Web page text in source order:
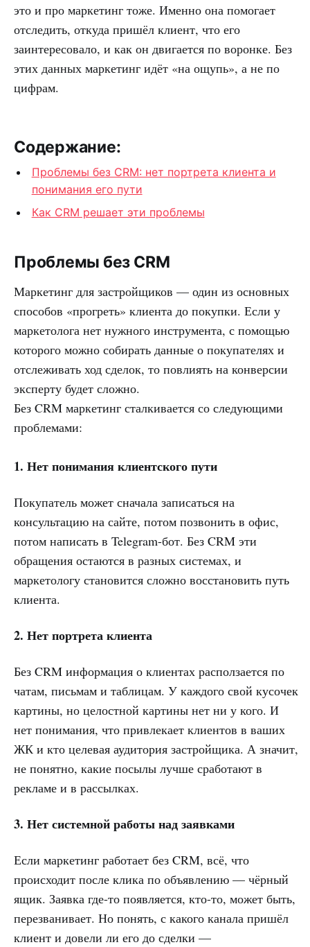
это и про маркетинг тоже. Именно она помогает
отследить, откуда пришёл клиент, что его
заинтересовало, и как он двигается по воронке. Без
этих данных маркетинг идёт «на ощупь», а не по
цифрам.
Содержание:
Проблемы без CRM: нет портрета клиента и
понимания его пути
Как CRM решает эти проблемы
Проблемы без CRM
Маркетинг для застройщиков — один из основных
способов «прогреть» клиента до покупки. Если у
маркетолога нет нужного инструмента, с помощью
которого можно собирать данные о покупателях и
отслеживать ход сделок, то повлиять на конверсии
эксперту будет сложно.
Без CRM маркетинг сталкивается со следующими
проблемами:
1. Нет понимания клиентского пути
Покупатель может сначала записаться на
консультацию на сайте, потом позвонить в офис,
потом написать в Telegram-бот. Без CRM эти
обращения остаются в разных системах, и
маркетологу становится сложно восстановить путь
клиента.
2. Нет портрета клиента
Без CRM информация о клиентах расползается по
чатам, письмам и таблицам. У каждого свой кусочек
картины, но целостной картины нет ни у кого. И
нет понимания, что привлекает клиентов в ваших
ЖК и кто целевая аудитория застройщика. А значит,
не понятно, какие посылы лучше сработают в
рекламе и в рассылках.
3. Нет системной работы над заявками
Если маркетинг работает без CRM, всё, что
происходит после клика по объявлению — чёрный
ящик. Заявка где-то появляется, кто-то, может быть,
перезванивает. Но понять, с какого канала пришёл
клиент и довели ли его до сделки —